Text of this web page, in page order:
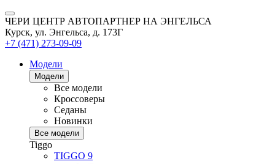
ЧЕРИ ЦЕНТР АВТОПАРТНЕР НА ЭНГЕЛЬСА
Курск, ул. Энгельса, д. 173Г
+7 (471) 273-09-09
Модели
Модели
Все модели
Кроссоверы
Седаны
Новинки
Все модели
Tiggo
TIGGO 9